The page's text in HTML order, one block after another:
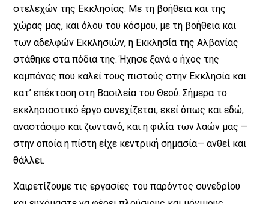
στελεχών της Εκκλησίας. Με τη βοήθεια και της
χώρας μας, και όλου του κόσμου, με τη βοήθεια και
των αδελφών Εκκλησιών, η Εκκλησία της Αλβανίας
στάθηκε στα πόδια της. Ήχησε ξανά ο ήχος της
καμπάνας που καλεί τους πιστούς στην Εκκλησία και
κατ’ επέκταση στη Βασιλεία του Θεού. Σήμερα το
εκκλησιαστικό έργο συνεχίζεται, εκεί όπως και εδώ,
αναστάσιμο και ζωντανό, και η φιλία των λαών μας —
στην οποία η πίστη είχε κεντρική σημασία— ανθεί και
θάλλει.
Χαιρετίζουμε τις εργασίες του παρόντος συνεδρίου